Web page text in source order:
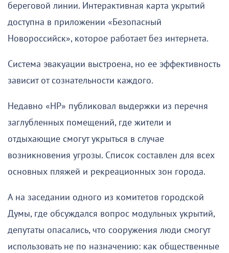
береговой линии. Интерактивная карта укрытий
доступна в приложении «Безопасный
Новороссийск», которое работает без интернета.
Система эвакуации выстроена, но ее эффективность
зависит от сознательности каждого.
Недавно «НР» публиковал выдержки из перечня
заглубленных помещений, где жители и
отдыхающие смогут укрыться в случае
возникновения угрозы. Список составлен для всех
основных пляжей и рекреационных зон города.
А на заседании одного из комитетов городской
Думы, где обсуждался вопрос модульных укрытий,
депутаты опасались, что сооружения люди смогут
использовать не по назначению: как общественные